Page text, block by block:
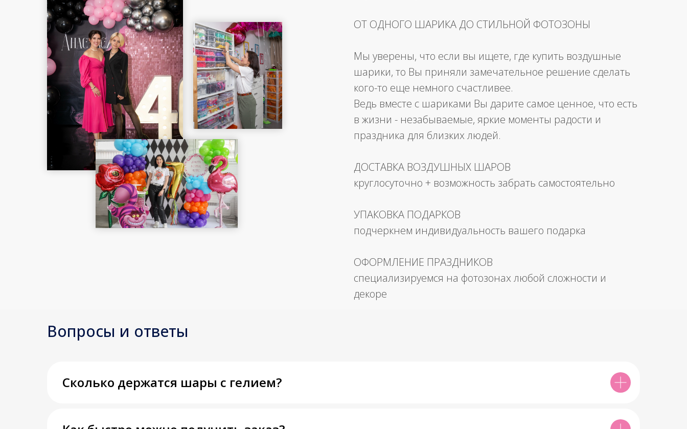
ОТ ОДНОГО ШАРИКА ДО СТИЛЬНОЙ ФОТОЗОНЫ
Мы уверены, что если вы ищете, где купить воздушные
шарики, то Вы приняли замечательное решение сделать
кого-то еще немного счастливее.
Ведь вместе с шариками Вы дарите самое ценное, что есть
в жизни - незабываемые, яркие моменты радости и
праздника для близких людей.
ДОСТАВКА ВОЗДУШНЫХ ШАРОВ
круглосуточно + возможность забрать самостоятельно
УПАКОВКА ПОДАРКОВ
подчеркнем индивидуальность вашего подарка
ОФОРМЛЕНИЕ ПРАЗДНИКОВ
специализируемся на фотозонах любой сложности и
декоре
Вопросы и ответы
Сколько держатся шары с гелием?